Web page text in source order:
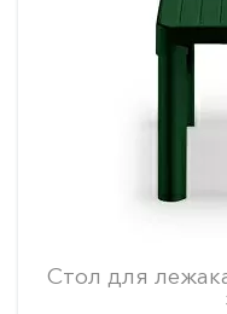
Стол для